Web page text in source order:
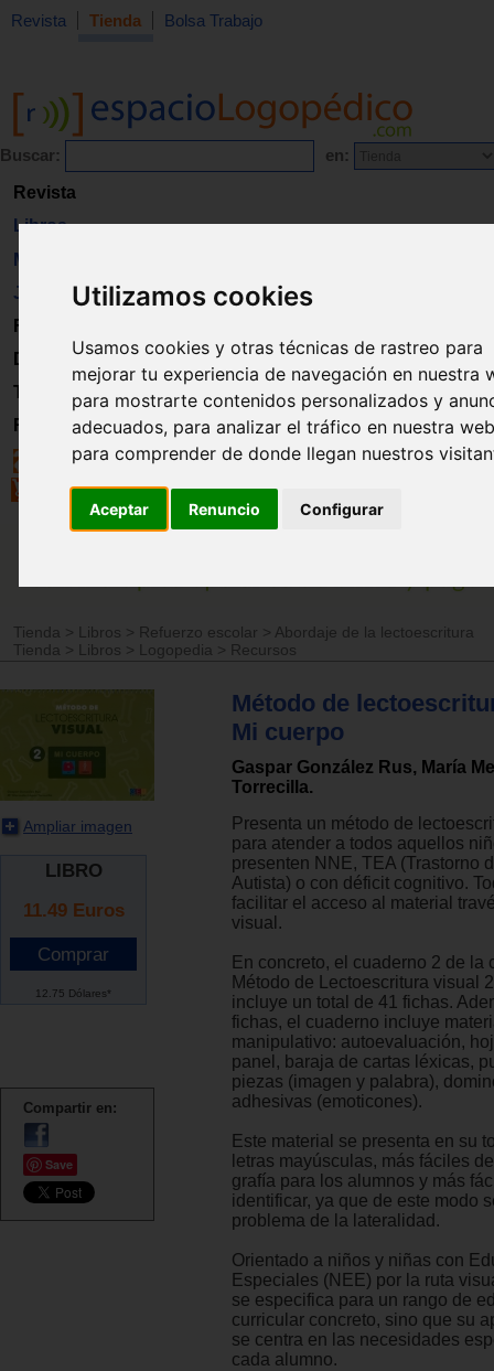
Utilizamos cookies
Usamos cookies y otras técnicas de rastreo para
mejorar tu experiencia de navegación en nuestra
para mostrarte contenidos personalizados y
adecuados, para analizar el tráfico en nuestra
para comprender de donde llegan nuestros
Aceptar Renuncio Configurar
Revista Tienda Bolsa Trabajo
Buscar: en:
Revista
Libros
Material
Juguetes
Formación
Directorio
Trabajo
Registro
Tienda > Libros > Refuerzo escolar > Abordaje de la lectoescritura
Tienda
> Libros > Logopedia > Recursos
Ampliar imagen
LIBRO
11.49 Euros
12.75 Dólares*
Compartir en:
Save
Método de
Mi cuerpo
Gaspar González Rus, María
Torrecilla.
Presenta un método de
para atender a todos aquellos
presenten NNE, TEA (Trastorno
Autista) o con déficit cognitivo.
facilitar el acceso al material
visual.
En concreto, el cuaderno 2 de la
Método de Lectoescritura visual
incluye un total de 41 fichas.
fichas, el cuaderno incluye
manipulativo: autoevaluación,
panel, baraja de cartas léxicas,
piezas (imagen y palabra),
adhesivas (emoticones).
Este material se presenta en su
letras mayúsculas, más fáciles
grafía para los alumnos y más
identificar, ya que de este modo
problema de la lateralidad.
Orientado a niños y niñas con
Especiales (NEE) por la ruta
se especifica para un rango de
curricular concreto, sino que su
se centra en las necesidades
cada alumno.